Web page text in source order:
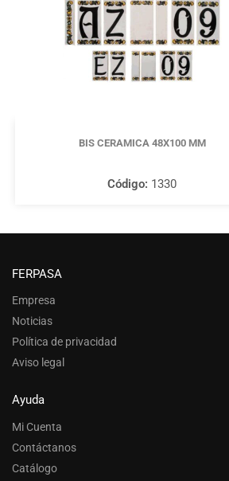
BIS CERAMICA 48X100 MM
Código: 1330
FERPASA
Empresa
Noticias
Política de privacidad
Aviso legal
Ayuda
Mi Cuenta
Contáctanos
Catálogo